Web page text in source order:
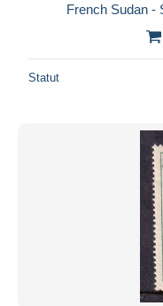
French Sudan -
Statut